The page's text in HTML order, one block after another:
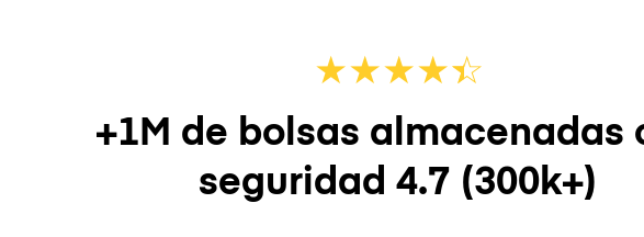
★★★★☆
★
+1M de bolsas almacenadas
seguridad 4.7 (300k+)